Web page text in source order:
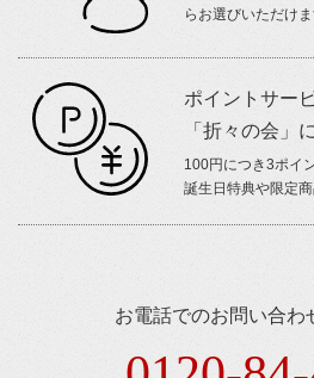
らお選びいただけま
ポイントサー
「折々の会」
100円につき3ポイ
誕生日特典や限定商
お電話でのお問い合わ